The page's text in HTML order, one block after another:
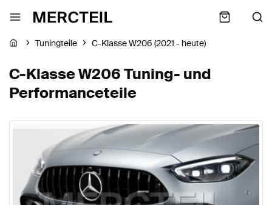
Tuningteile C-Klasse W206 (2021 - heute)
C-Klasse W206 Tuning- und
Performanceteile